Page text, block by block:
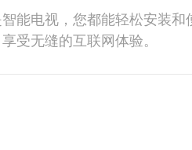
能电视，您都能轻松安装和
受无缝的互联网体验。